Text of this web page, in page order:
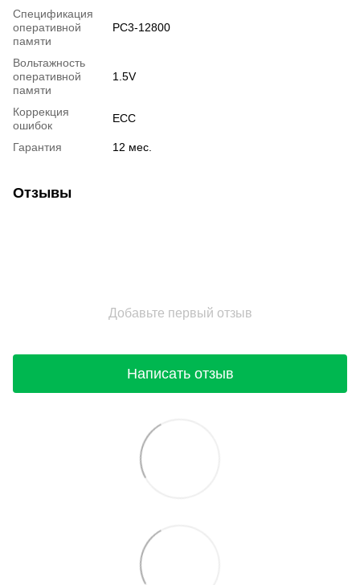
Спецификация
оперативной
памяти
PC3-12800
Вольтажность
оперативной
памяти
1.5V
Коррекция
ошибок
ECC
Гарантия 12 мес.
Отзывы
Добавьте первый отзыв
Написать отзыв